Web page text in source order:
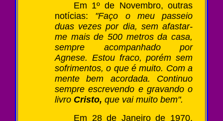
Em 1º de Novembro, outras
notícias: "Faço o meu passeio
duas vezes por dia, sem afastar-
me mais de 500 metros da casa,
sempre acompanhado por
Agnese. Estou fraco, porém sem
sofrimentos, o que é muito. Com a
mente bem acordada. Continuo
sempre escrevendo e gravando o
livro Cristo, que vai muito bem".
Em 28 de Janeiro de 1970,